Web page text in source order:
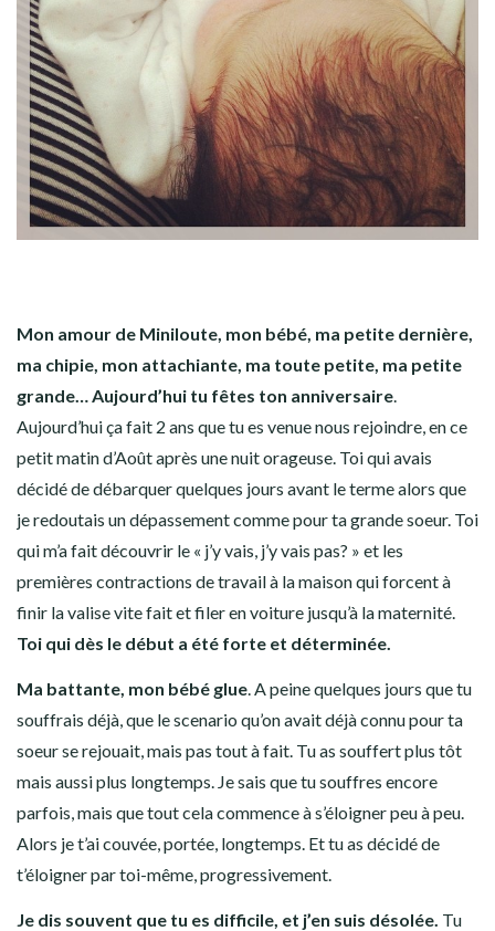
Mon amour de Miniloute, mon bébé, ma petite dernière,
ma chipie, mon attachiante, ma toute petite, ma petite
grande… Aujourd’hui tu fêtes ton anniversaire.
Aujourd’hui ça fait 2 ans que tu es venue nous rejoindre, en ce
petit matin d’Août après une nuit orageuse. Toi qui avais
décidé de débarquer quelques jours avant le terme alors que
je redoutais un dépassement comme pour ta grande soeur. Toi
qui m’a fait découvrir le « j’y vais, j’y vais pas? » et les
premières contractions de travail à la maison qui forcent à
finir la valise vite fait et filer en voiture jusqu’à la maternité.
Toi qui dès le début a été forte et déterminée.
Ma battante, mon bébé glue. A peine quelques jours que tu
souffrais déjà, que le scenario qu’on avait déjà connu pour ta
soeur se rejouait, mais pas tout à fait. Tu as souffert plus tôt
mais aussi plus longtemps. Je sais que tu souffres encore
parfois, mais que tout cela commence à s’éloigner peu à peu.
Alors je t’ai couvée, portée, longtemps. Et tu as décidé de
t’éloigner par toi-même, progressivement.
Je dis souvent que tu es difficile, et j’en suis désolée. Tu